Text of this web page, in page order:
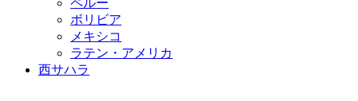
ペルー
ボリビア
メキシコ
ラテン・アメリカ
西サハラ